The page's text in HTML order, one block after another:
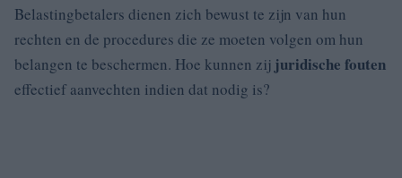
Belastingbetalers dienen zich bewust te zijn van hun
rechten en de procedures die ze moeten volgen om hun
belangen te beschermen. Hoe kunnen zij juridische fouten
effectief aanvechten indien dat nodig is?